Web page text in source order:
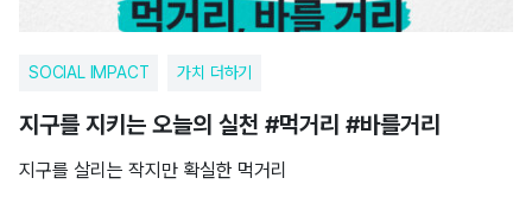
SOCIAL IMPACT 가치 더하기
지구를 지키는 오늘의 실천 #먹거리 #바를거리
지구를 살리는 작지만 확실한 먹거리